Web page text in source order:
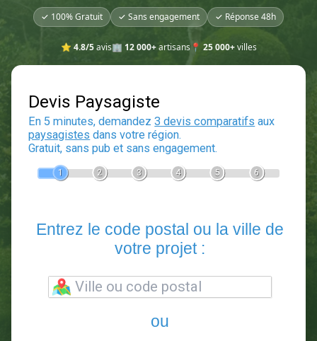
✓ 100% Gratuit ✓ Sans engagement ✓ Réponse 48h
⭐ 4.8/5avis🏢 12 000+artisans📍 25 000+villes
Devis Paysagiste
En 5 minutes, demandez3 devis comparatifs
2 3
Entrez le code postal ou la